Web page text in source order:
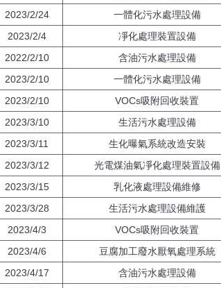
2023/2/24 一體化污水處理設備
2023/2/4 凈化處理裝置設備
2022/2/10 含油污水處理設備
2023/2/10 一體化污水處理設備
2023/2/10 VOCs吸附回收裝置
2023/3/10 生活污水處理設備
2023/3/11 生化曝氣系統改造安裝
2023/3/12 光電煤油氣凈化處理裝置設備
2023/3/15 乳化液處理設備維修
2023/3/28 生活污水處理設備維護
2023/4/3 VOCs吸附回收裝置
2023/4/6 豆腐加工廢水厭氧處理系統
2023/4/17 含油污水處理設備